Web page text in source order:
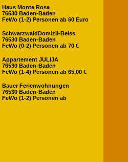
Haus Monte Rosa
76530 Baden-Baden
FeWo (1-2) Personen ab 60 Euro
SchwarzwaldDomizil-Beiss
76530 Baden-Baden
FeWo (0-2) Personen ab 70 €
Appartement JULIJA
76530 Baden-Baden
FeWo (1-4) Personen ab 65,00 €
Bauer Ferienwohnungen
76530 Baden-Baden
FeWo (1-2) Personen ab